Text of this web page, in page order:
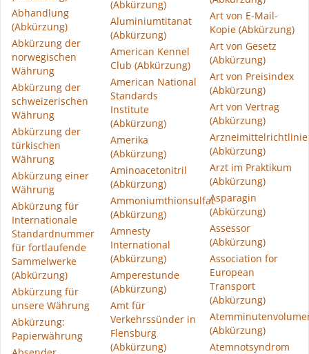
Abhandlung
(Abkürzung)
Abkürzung der
norwegischen
Währung
Abkürzung der
schweizerischen
Währung
Abkürzung der
türkischen
Währung
Abkürzung einer
Währung
Abkürzung für
Internationale
Standardnummer
für fortlaufende
Sammelwerke
(Abkürzung)
Abkürzung für
unsere Währung
Abkürzung:
Papierwährung
(Abkürzung)
Aluminiumtitanat
(Abkürzung)
American Kennel
Club (Abkürzung)
American National
Standards
Institute
(Abkürzung)
Amerika
(Abkürzung)
Aminoacetonitril
(Abkürzung)
Ammoniumthionsulfat
(Abkürzung)
Amnesty
International
(Abkürzung)
Amperestunde
(Abkürzung)
Amt für
Verkehrssünder in
Flensburg
(Abkürzung)
Art von E-Mail-
Kopie (Abkürzung)
Art von Gesetz
(Abkürzung)
Art von Preisindex
(Abkürzung)
Art von Vertrag
(Abkürzung)
Arzneimittelrichtlinie
(Abkürzung)
Arzt im Praktikum
(Abkürzung)
Asparagin
(Abkürzung)
Assessor
(Abkürzung)
Association for
European
Transport
(Abkürzung)
(Abkürzung)
Atemnotsyndrom